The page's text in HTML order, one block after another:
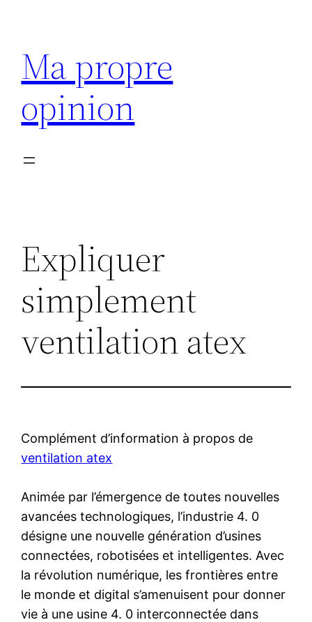
contenu
Ma propre
opinion
Expliquer
simplement
ventilation atex
Complément d’information à propos de
ventilation atex
Animée par l’émergence de toutes nouvelles
avancées technologiques, l’industrie 4. 0
désigne une nouvelle génération d’usines
connectées, robotisées et intelligentes. Avec
la révolution numérique, les frontières entre
le monde et digital s’amenuisent pour donner
vie à une usine 4. 0 interconnectée dans